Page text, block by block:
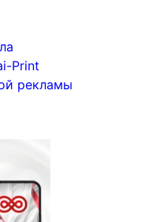
Print
рекламы